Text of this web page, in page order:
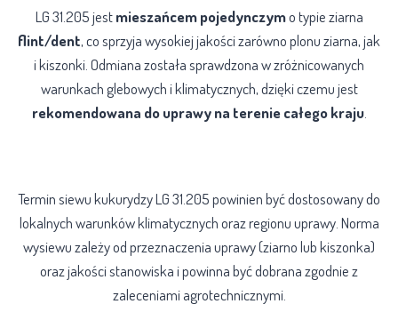
LG 31.205 jestmieszańcem pojedynczymo typie ziarna
flint/dent, co sprzyja wysokiej jakości zarówno plonu ziarna, jak
i kiszonki. Odmiana została sprawdzona w zróżnicowanych
warunkach glebowych i klimatycznych, dzięki czemu jest
rekomendowana do uprawy na terenie całego kraju.
Termin siewu kukurydzy LG 31.205 powinien być dostosowany do
lokalnych warunków klimatycznych oraz regionu uprawy. Norma
wysiewu zależy od przeznaczenia uprawy (ziarno lub kiszonka)
oraz jakości stanowiska i powinna być dobrana zgodnie z
zaleceniami agrotechnicznymi.